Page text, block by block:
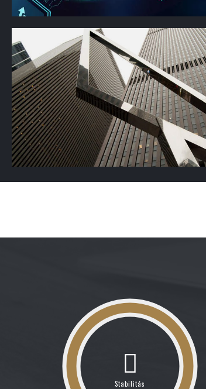
Stabilitás